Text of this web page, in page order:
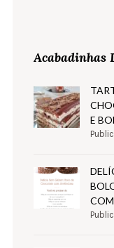
Acabadinhas
E